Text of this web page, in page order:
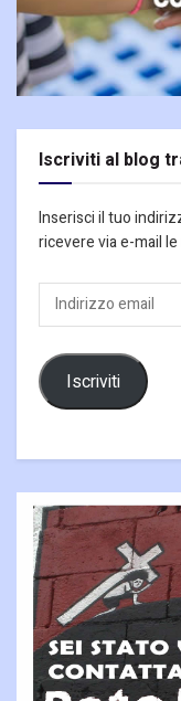
Iscriviti al blog
Inserisci il tuo
ricevere via e-mail
Indirizzo
email
Iscriviti